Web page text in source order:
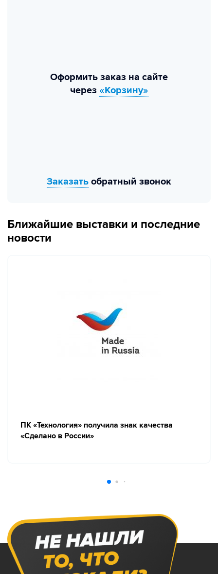
Оформить заказ на сайте
через «Корзину»
Заказать обратный звонок
Ближайшие выставки и последние
новости
ПК «Технология» получила знак качества
«Сделано в России»